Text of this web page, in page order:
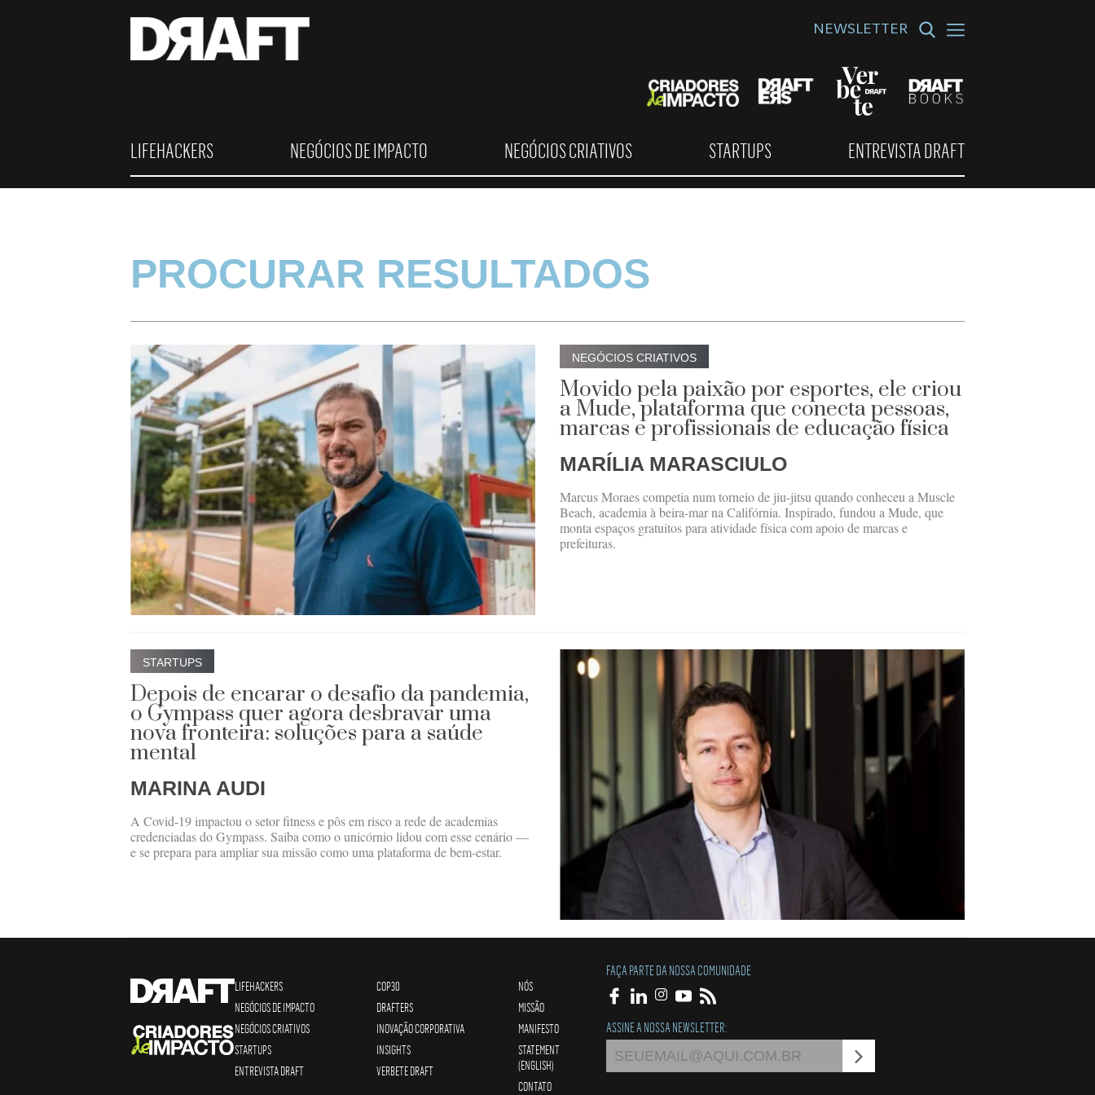
NEWSLETTER
LIFEHACKERS NEGÓCIOS DE IMPACTO NEGÓCIOS CRIATIVOS STARTUPS ENTREVISTA DRAFT
PROCURAR RESULTADOS
NEGÓCIOS CRIATIVOS
Movido pela paixão por esportes, ele criou
a Mude, plataforma que conecta pessoas,
marcas e profissionais de educação física
MARÍLIA MARASCIULO
Marcus Moraes competia num torneio de jiu-jitsu quando conheceu a Muscle
Beach, academia à beira-mar na Califórnia. Inspirado, fundou a Mude, que
monta espaços gratuitos para atividade física com apoio de marcas e
prefeituras.
STARTUPS
Depois de encarar o desafio da pandemia,
o Gympass quer agora desbravar uma
nova fronteira: soluções para a saúde
mental
MARINA AUDI
A Covid-19 impactou o setor fitness e pôs em risco a rede de academias
credenciadas do Gympass. Saiba como o unicórnio lidou com esse cenário —
e se prepara para ampliar sua missão como uma plataforma de bem-estar.
LIFEHACKERS
NEGÓCIOS DE IMPACTO
NEGÓCIOS CRIATIVOS
STARTUPS
ENTREVISTA DRAFT
COP30
DRAFTERS
INOVAÇÃO CORPORATIVA
INSIGHTS
VERBETE DRAFT
NÓS
MISSÃO
MANIFESTO
STATEMENT
(ENGLISH)
CONTATO
FAÇA PARTE DA NOSSA COMUNIDADE
ASSINE A NOSSA NEWSLETTER: